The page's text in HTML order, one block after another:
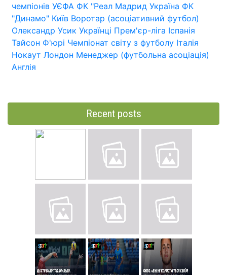
чемпіонів УЄФА ФК "Реал Мадрид Україна ФК
"Динамо" Київ Воротар (асоціативний футбол)
Олександр Усик Українці Прем'єр-ліга Іспанія
Тайсон Ф'юрі Чемпіонат світу з футболу Італія
Нокаут Лондон Менеджер (футбольна асоціація)
Англія
Recent posts